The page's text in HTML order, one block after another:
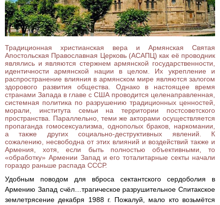
Традиционная христианская вера и Армянская Святая
Апостольская Православная Церковь (АСАПЦ) как её проводник
являлись и являются стержнем армянской государственности,
идентичности армянской нации в целом. Их укрепление и
распространение влияния в армянском мире являются залогом
здорового развития общества. Однако в настоящее время
странами Запада в главе с США проводится целенаправленная,
системная политика по разрушению традиционных ценностей,
морали, института семьи на территории постсоветского
пространства. Параллельно, теми же акторами осуществляется
пропаганда гомосексуализма, однополых браков, наркомании,
а также других социально-деструктивных явлений. К
сожалению, несвободна от этих влияний и воздействий также и
Армения, хотя, если быть полностью объективными, то
«обработку» Армении Запад и его тоталитарные секты начали
гораздо раньше распада СССР.
Удобным поводом для вброса сектантского сердоболия в
Армению Запад счёл…трагическое разрушительное Спитакское
землетрясение декабря 1988 г. Пожалуй, мало кто возьмётся